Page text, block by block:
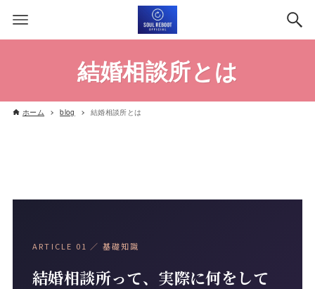
結婚相談所とは
ホーム blog 結婚相談所とは
ARTICLE 01 ／ 基礎知識
結婚相談所って、実際に何をして